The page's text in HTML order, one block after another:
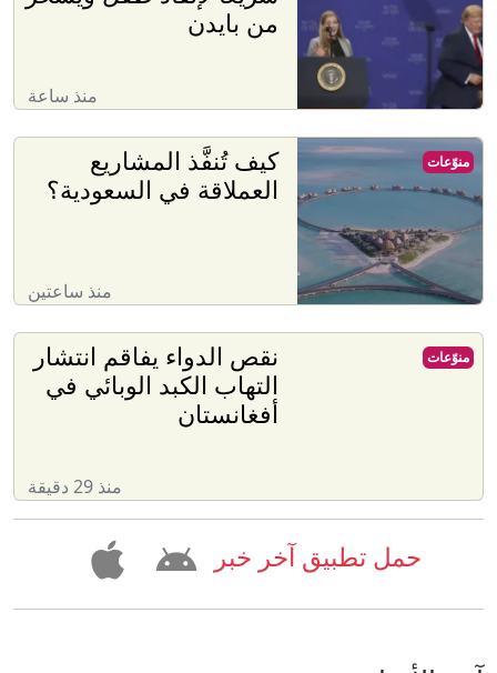
من بايدن
منذ ساعة
كيف تُنفَّذ المشاريع
العملاقة في السعودية؟
منذ ساعتين
منوّعات
نقص الدواء يفاقم انتشار
التهاب الكبد الوبائي في
أفغانستان
منذ 29 دقيقة
منوّعات
حمل تطبيق آخر خبر